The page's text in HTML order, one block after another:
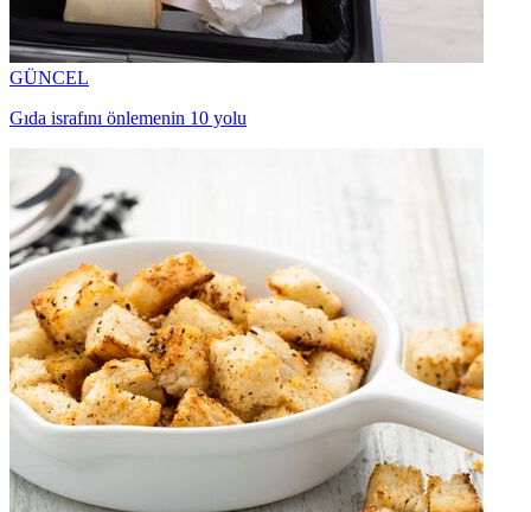
GÜNCEL
Gıda israfını önlemenin 10 yolu